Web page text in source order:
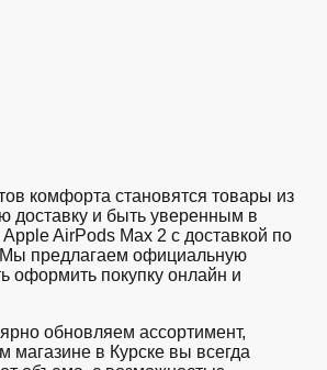
комфорта становятся товары из
доставку и быть уверенным в
AirPods Max 2 с доставкой по
Мы предлагаем официальную
оформить покупку онлайн и
обновляем ассортимент,
в Курске вы всегда